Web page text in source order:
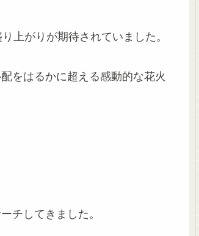
上がりが期待されていました。
をはるかに超える感動的な花火
チしてきました。